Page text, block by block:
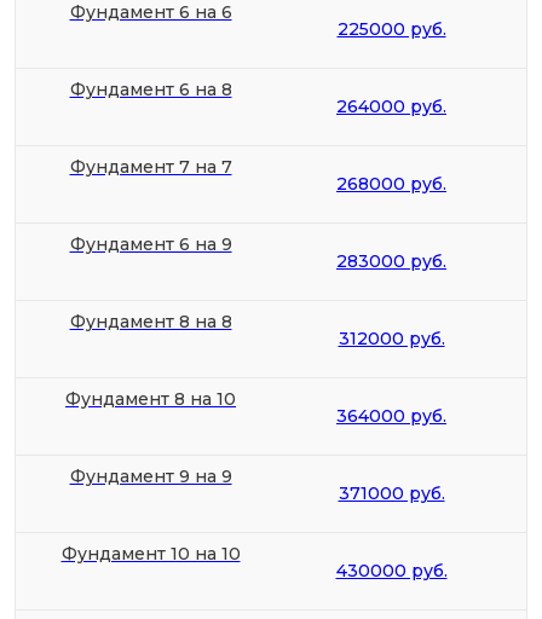
Фундамент 6 на 6
225000 руб.
Фундамент 6 на 8
264000 руб.
Фундамент 7 на 7
268000 руб.
Фундамент 6 на 9
283000 руб.
Фундамент 8 на 8
312000 руб.
Фундамент 8 на 10
364000 руб.
Фундамент 9 на 9
371000 руб.
Фундамент 10 на 10
430000 руб.